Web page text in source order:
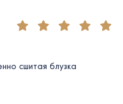
сшитая блузка